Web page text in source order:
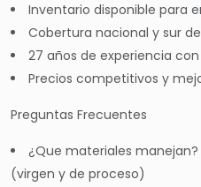
Inventario disponible para
Cobertura nacional y sur
27 años de experiencia
Precios competitivos y
Preguntas Frecuentes
¿Que materiales manejan?
(virgen y de proceso)